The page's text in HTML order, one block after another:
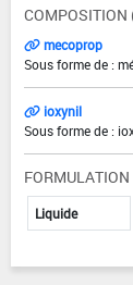
COMPOSITION
mecoprop
Sous forme de :
ioxynil
Sous forme de :
FORMULATION
Liquide